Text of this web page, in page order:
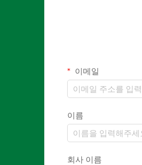
이메일
이름
회사 이름